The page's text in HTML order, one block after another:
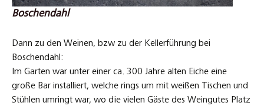
Boschendahl
Dann zu den Weinen, bzw zu der Kellerführung bei
Boschendahl:
Im Garten war unter einer ca. 300 Jahre alten Eiche eine
große Bar installiert, welche rings um mit weißen Tischen und
Stühlen umringt war, wo die vielen Gäste des Weingutes Platz